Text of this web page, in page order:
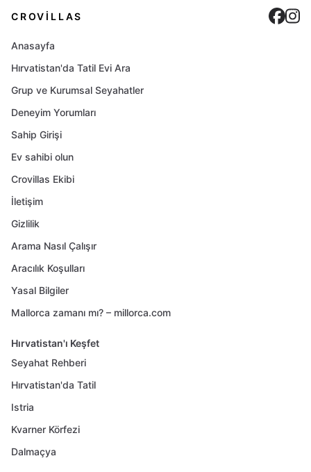
CROVILLAS
Anasayfa
Hırvatistan'da Tatil Evi Ara
Grup ve Kurumsal Seyahatler
Deneyim Yorumları
Sahip Girişi
Ev sahibi olun
Crovillas Ekibi
İletişim
Gizlilik
Arama Nasıl Çalışır
Aracılık Koşulları
Yasal Bilgiler
Mallorca zamanı mı? – millorca.com
Hırvatistan'ı Keşfet
Seyahat Rehberi
Hırvatistan'da Tatil
Istria
Kvarner Körfezi
Dalmaçya